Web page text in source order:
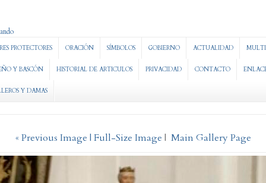
PROTECTORES ORACIÓN SÍMBOLOS GOBIERNO ACTUALIDAD
Y BASCÓN HISTORIAL DE ARTICULOS PRIVACIDAD CONTACTO
Y DAMAS
« Previous Image | Full-Size Image | Main Gallery Page